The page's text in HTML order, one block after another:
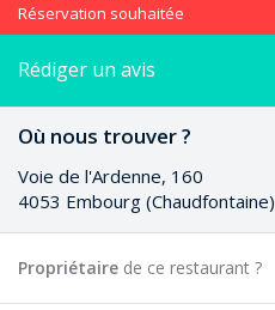
Réservation souhaitée
Rédiger un avis
Où nous trouver ?
Voie de l'Ardenne, 160
4053 Embourg (Chaudfontaine)
Propriétaire de ce restaurant ?